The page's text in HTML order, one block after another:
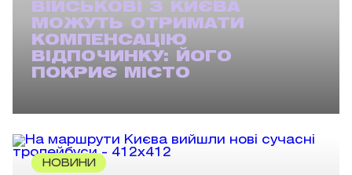
ВІЙСЬКОВІ З КИЄВА
МОЖУТЬ ОТРИМАТИ
КОМПЕНСАЦІЮ
ВІДПОЧИНКУ: ЙОГО
ПОКРИЄ МІСТО
НОВИНИ